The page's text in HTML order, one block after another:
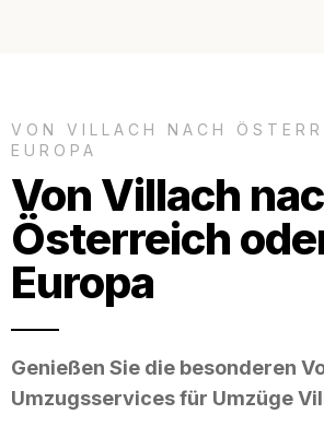
VON VILLACH NACH
EUROPA
Von Villach
Österreich
Europa
Genießen Sie die besonderen
Umzugsservices für Umzüge